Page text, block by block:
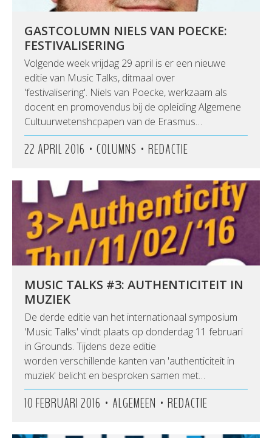
GASTCOLUMN NIELS VAN POECKE:
FESTIVALISERING
Volgende week vrijdag 29 april is er een nieuwe
editie van Music Talks, ditmaal over
'festivalisering'. Niels van Poecke, werkzaam als
docent en promovendus bij de opleiding Algemene
Cultuurwetenshcpapen van de Erasmus…
22 APRIL 2016 • COLUMNS • REDACTIE
MUSIC TALKS #3: AUTHENTICITEIT IN
MUZIEK
De derde editie van het internationaal symposium
'Music Talks' vindt plaats op donderdag 11 februari
in Grounds. Tijdens deze editie
worden verschillende kanten van 'authenticiteit in
muziek' belicht en besproken samen met…
10 FEBRUARI 2016 • ALGEMEEN • REDACTIE